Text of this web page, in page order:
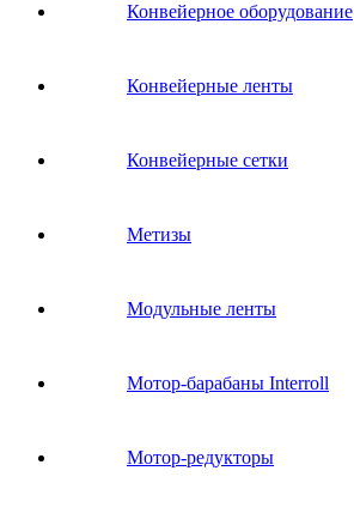
Конвейерное оборудование
Конвейерные ленты
Конвейерные сетки
Метизы
Модульные ленты
Мотор-барабаны Interroll
Мотор-редукторы